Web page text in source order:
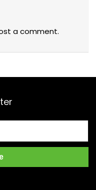
a comment.